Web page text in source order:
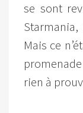
se sont
Mais ce
rien à